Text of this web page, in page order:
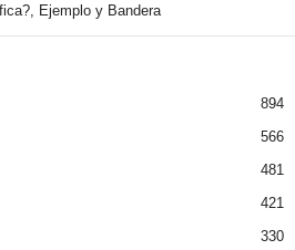
Ejemplo y Bandera
894
566
481
421
330